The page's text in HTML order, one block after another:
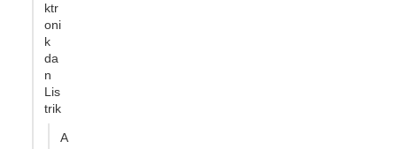
ktr
oni
k
da
n
Lis
trik
A